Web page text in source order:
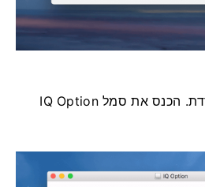
2. פתח את הקובץ שהורדת. הכנס את סמל IQ Option